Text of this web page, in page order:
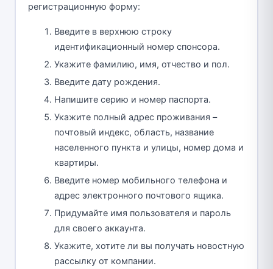
регистрационную форму:
Введите в верхнюю строку
идентификационный номер спонсора.
Укажите фамилию, имя, отчество и пол.
Введите дату рождения.
Напишите серию и номер паспорта.
Укажите полный адрес проживания –
почтовый индекс, область, название
населенного пункта и улицы, номер дома и
квартиры.
Введите номер мобильного телефона и
адрес электронного почтового ящика.
Придумайте имя пользователя и пароль
для своего аккаунта.
Укажите, хотите ли вы получать новостную
рассылку от компании.